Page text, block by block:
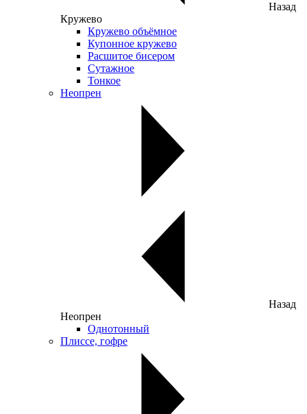
Назад
Кружево
Кружево объёмное
Купонное кружево
Расшитое бисером
Сутажное
Тонкое
Неопрен
Назад
Неопрен
Однотонный
Плиссе, гофре